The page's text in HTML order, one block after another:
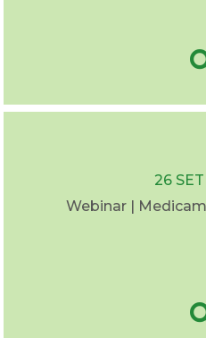
26
Webinar |